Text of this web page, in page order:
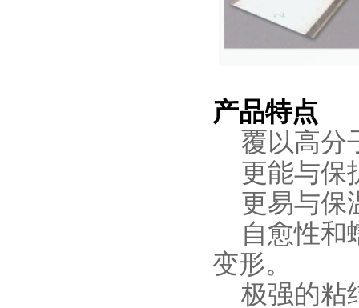
产品特点
覆以高分
更能与保
更易与保
自愈性和
变形。
极强的粘